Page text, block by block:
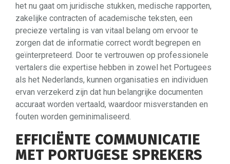
het nu gaat om juridische stukken, medische rapporten,
zakelijke contracten of academische teksten, een
precieze vertaling is van vitaal belang om ervoor te
zorgen dat de informatie correct wordt begrepen en
geïnterpreteerd. Door te vertrouwen op professionele
vertalers die expertise hebben in zowel het Portugees
als het Nederlands, kunnen organisaties en individuen
ervan verzekerd zijn dat hun belangrijke documenten
accuraat worden vertaald, waardoor misverstanden en
fouten worden geminimaliseerd.
EFFICIËNTE COMMUNICATIE
MET PORTUGESE SPREKERS